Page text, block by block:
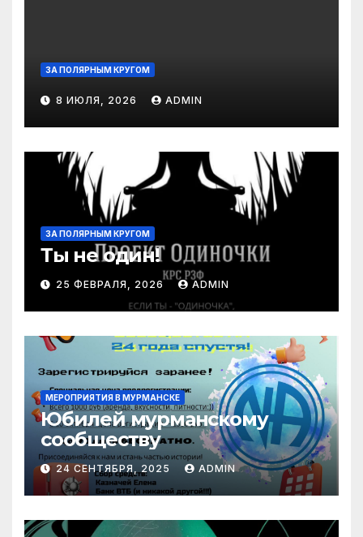
ЗА ПОЛЯРНЫМ КРУГОМ
8 ИЮЛЯ, 2026 ADMIN
ЗА ПОЛЯРНЫМ КРУГОМ
Ты не один!
25 ФЕВРАЛЯ, 2026 ADMIN
МЕРОПРИЯТИЯ В МУРМАНСКЕ
Юбилей мурманскому
сообществу
24 СЕНТЯБРЯ, 2025 ADMIN